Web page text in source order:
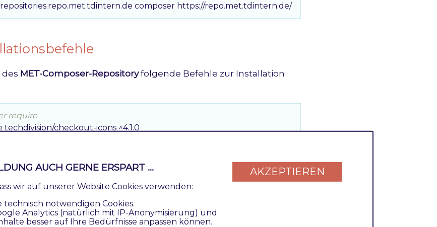
composer https://repo.met.tdintern.de/
MET-Composer-Repositoryfolgende Befehle zur Installation
require
checkout-icons ^4.1.0
Moduls
AUCH GERNE ERSPART ...
wir auf unserer Website Cookies verwenden:
notwendigen Cookies.
Analytics (natürlich mit IP-Anonymisierung) und
besser auf Ihre Bedürfnisse anpassen können.
AKZEPTIEREN